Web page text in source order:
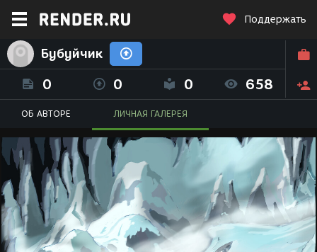
Поддержать
Бубуйчик
0 0 0 658
ОБ АВТОРЕ ЛИЧНАЯ ГАЛЕРЕЯ